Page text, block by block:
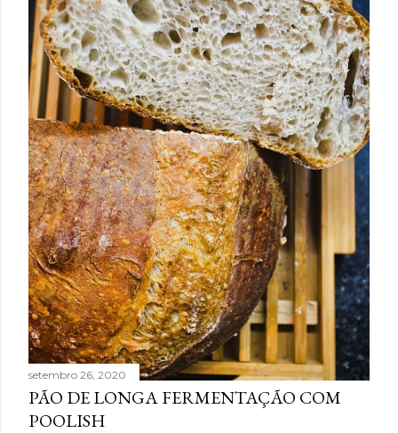
setembro 26, 2020
PÃO DE LONGA FERMENTAÇÃO COM
POOLISH